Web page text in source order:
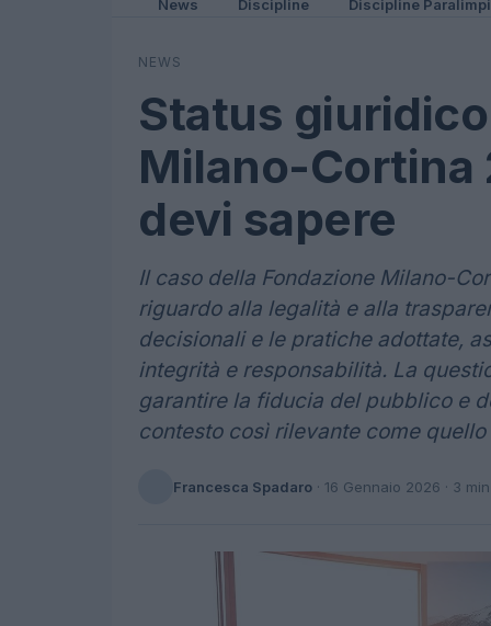
News Discipline Discipline
NEWS
Status
Milano-Cortina
devi sapere
Il caso della Fondazione Milano-
riguardo alla legalità e alla
decisionali e le pratiche adottate,
integrità e responsabilità. La
garantire la fiducia del pubblico e
contesto così rilevante come
Francesca Spadaro · 16 Gennaio 2026 · 3 min